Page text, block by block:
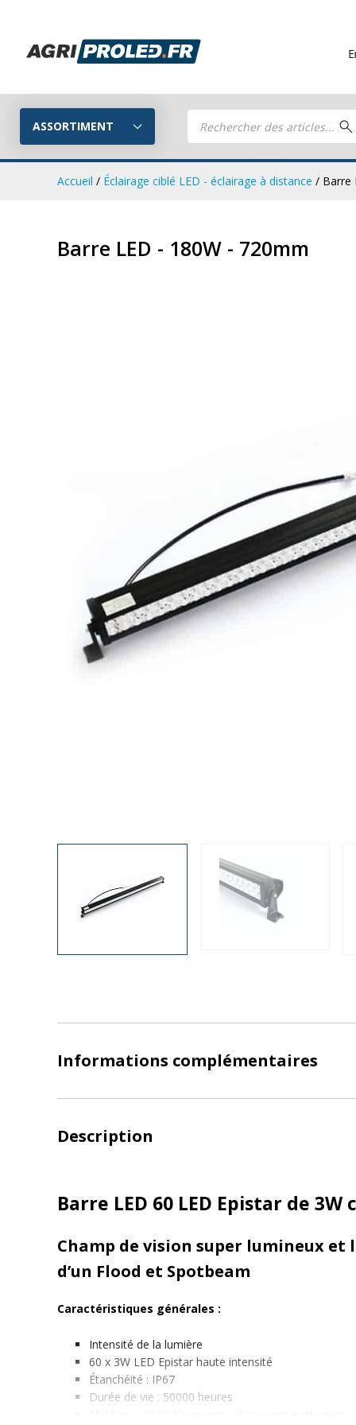
Envois
ASSORTIMENT
Recherche
produits
Guide LED
Composez votre propre kit LED
Phares de
CRAWER
Packs promotionnels
Éclairage
bâtiments
Accueil / Éclairage ciblé LED - éclairage à distance / Barre
Barre LED - 180W - 720mm
Informations complémentaires
Description
Barre LED 60 LED Epistar de 3W
Champ de vision super lumineux et
d’un Flood et Spotbeam
Caractéristiques générales :
Intensité de la lumière
60 x 3W LED Epistar haute intensité
Étanchéité : IP67
Durée de vie : 50000 heures